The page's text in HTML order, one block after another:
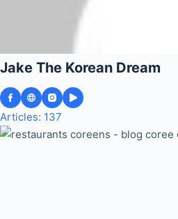
Jake The Korean Dream
Articles: 137